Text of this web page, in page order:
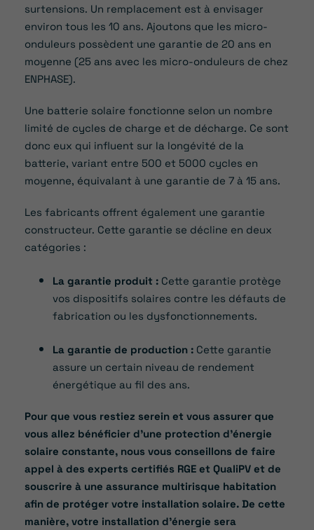
surtensions. Un remplacement est à envisager
environ tous les 10 ans. Ajoutons que les micro-
onduleurs possèdent une garantie de 20 ans en
moyenne (25 ans avec les micro-onduleurs de chez
ENPHASE).
Une batterie solaire fonctionne selon un nombre
limité de cycles de charge et de décharge. Ce sont
donc eux qui influent sur la longévité de la
batterie, variant entre 500 et 5000 cycles en
moyenne, équivalant à une garantie de 7 à 15 ans.
Les fabricants offrent également une garantie
constructeur. Cette garantie se décline en deux
catégories :
La garantie produit : Cette garantie protège
vos dispositifs solaires contre les défauts de
fabrication ou les dysfonctionnements.
La garantie de production : Cette garantie
assure un certain niveau de rendement
énergétique au fil des ans.
Pour que vous restiez serein et vous assurer que
vous allez bénéficier d’une protection d’énergie
solaire constante, nous vous conseillons de faire
appel à des experts certifiés RGE et QualiPV et de
souscrire à une assurance multirisque habitation
afin de protéger votre installation solaire. De cette
manière, votre installation d’énergie sera